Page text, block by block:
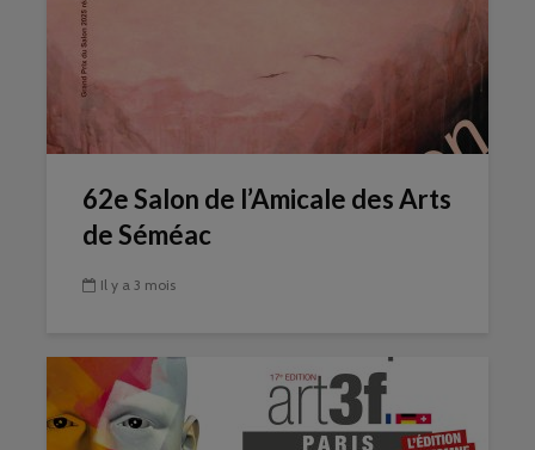
62e Salon de l’Amicale des Arts
de Séméac
Il y a 3 mois